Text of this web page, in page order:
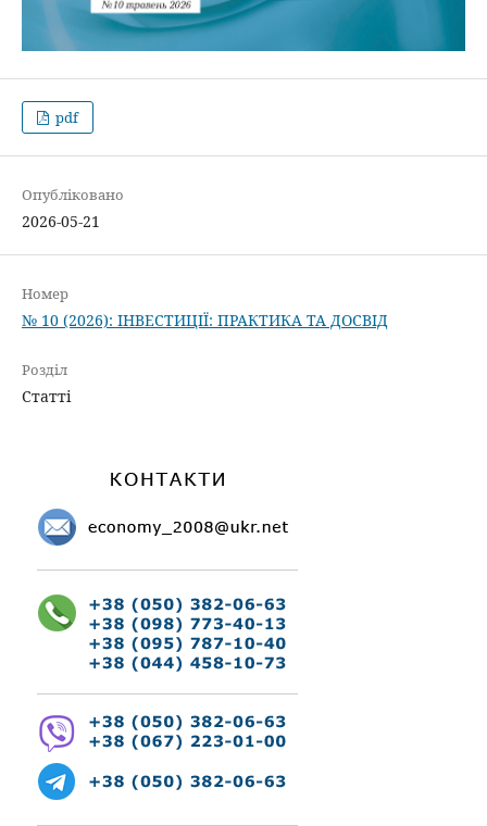
pdf
Опубліковано
2026-05-21
Номер
№ 10 (2026): ІНВЕСТИЦІЇ: ПРАКТИКА ТА ДОСВІД
Розділ
Статті